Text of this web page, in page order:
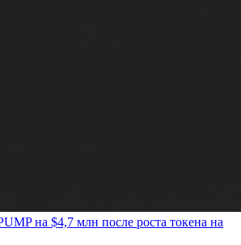
на $4,7 млн после роста токена на